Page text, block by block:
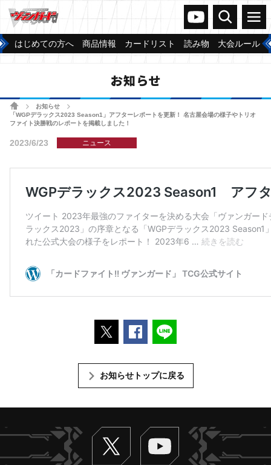
ヴァンガードch
検索 メニュー
はじめての方へ 商品情報 カードリスト 読み物 大会ルール
お知らせ
ホームお知らせ
「WGPデラックス2023 Season1」アフターレポートを更新！ 名古屋会場の様子やトリオ
ファイト決勝戦のレポートを掲載しました！
2023/6/23 ニュース
ポストするFacebookでシェアする
お知らせトップに戻る
Twitter ヴァンガードch